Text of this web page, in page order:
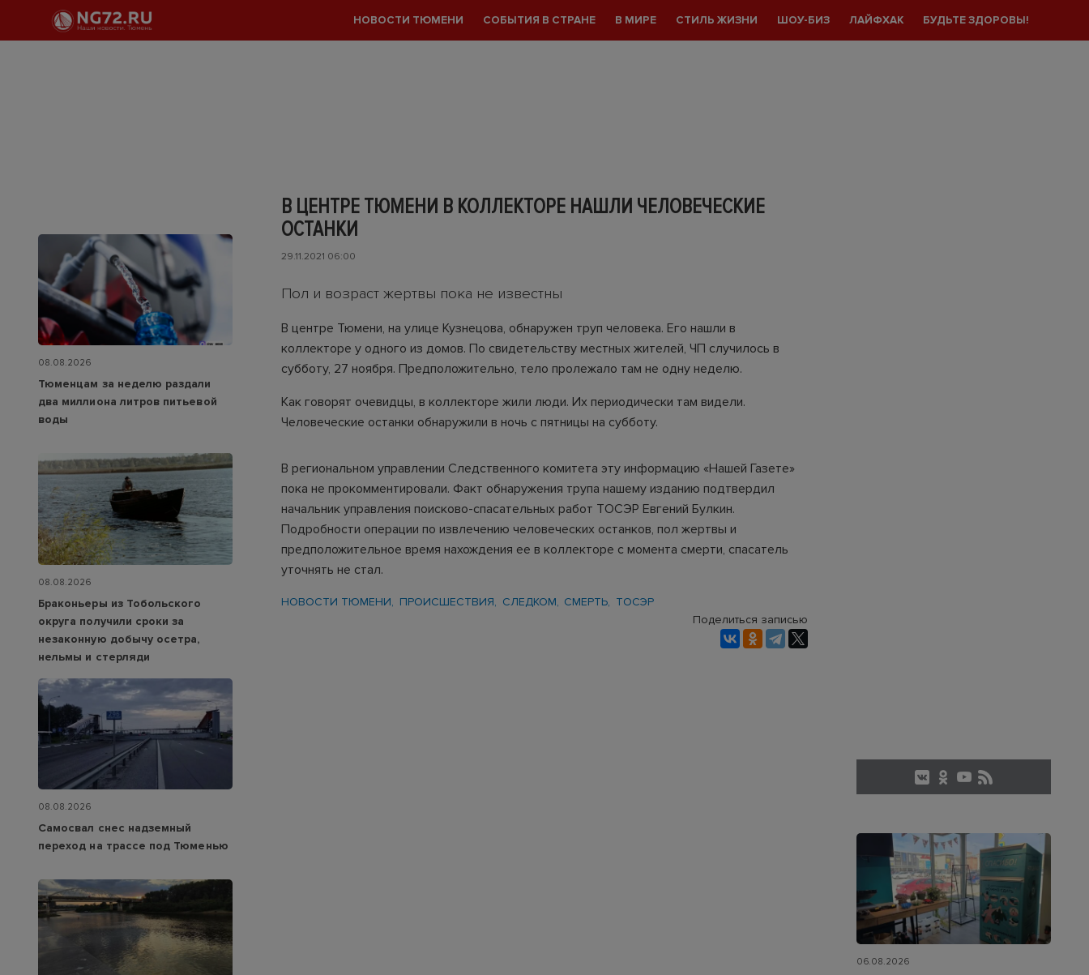
НОВОСТИ ТЮМЕНИ СОБЫТИЯ В СТРАНЕ В МИРЕ СТИЛЬ ЖИЗНИ ШОУ-БИЗ ЛАЙФХАК БУДЬТЕ ЗДОРОВЫ!
В ЦЕНТРЕ ТЮМЕНИ В КОЛЛЕКТОРЕ НАШЛИ ЧЕЛОВЕЧЕСКИЕ
ОСТАНКИ
29.11.2021 06:00
Пол и возраст жертвы пока не известны
В центре Тюмени, на улице Кузнецова, обнаружен труп человека. Его нашли в
коллекторе у одного из домов. По свидетельству местных жителей, ЧП случилось в
субботу, 27 ноября. Предположительно, тело пролежало там не одну неделю.
Как говорят очевидцы, в коллекторе жили люди. Их периодически там видели.
Человеческие останки обнаружили в ночь с пятницы на субботу.
В региональном управлении Следственного комитета эту информацию «Нашей Газете»
пока не прокомментировали. Факт обнаружения трупа нашему изданию подтвердил
начальник управления поисково-спасательных работ ТОСЭР Евгений Булкин.
Подробности операции по извлечению человеческих останков, пол жертвы и
предположительное время нахождения ее в коллекторе с момента смерти, спасатель
уточнять не стал.
НОВОСТИ ТЮМЕНИ ПРОИСШЕСТВИЯ СЛЕДКОМ СМЕРТЬ
ТОСЭР
Поделиться записью
08.08.2026
Тюменцам за неделю раздали
два миллиона литров питьевой
воды
08.08.2026
Браконьеры из Тобольского
округа получили сроки за
незаконную добычу осетра,
нельмы и стерляди
08.08.2026
Самосвал снес надземный
переход на трассе под Тюменью
06.08.2026